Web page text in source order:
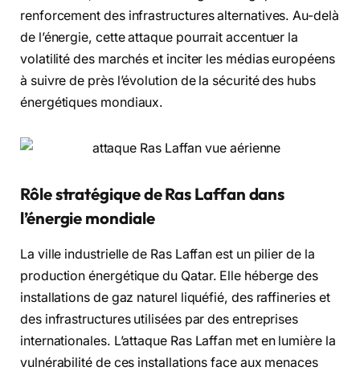
renforcement des infrastructures alternatives. Au-delà
de l’énergie, cette attaque pourrait accentuer la
volatilité des marchés et inciter les médias européens
à suivre de près l’évolution de la sécurité des hubs
énergétiques mondiaux.
Rôle stratégique de Ras Laffan dans
l’énergie mondiale
La ville industrielle de Ras Laffan est un pilier de la
production énergétique du Qatar. Elle héberge des
installations de gaz naturel liquéfié, des raffineries et
des infrastructures utilisées par des entreprises
internationales. L’attaque Ras Laffan met en lumière la
vulnérabilité de ces installations face aux menaces